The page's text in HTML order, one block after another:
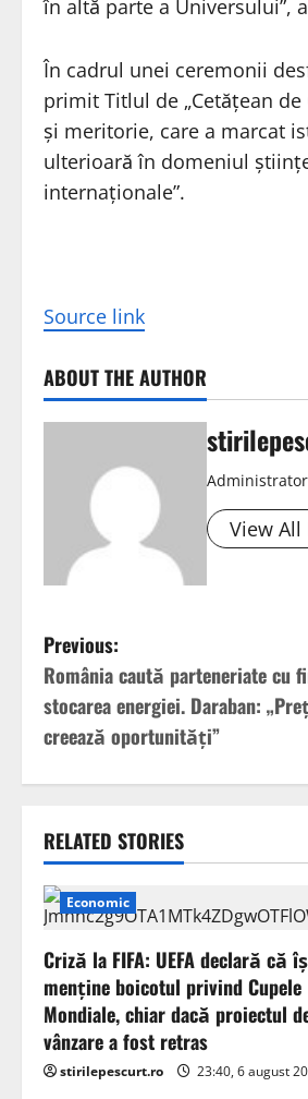
în altă parte a Universului”,
În cadrul unei ceremonii
primit Titlul de „Cetăţean
şi meritorie, care a marcat
ulterioară în domeniul
internaţionale”.
Source link
ABOUT THE AUTHOR
Administrator
View All
P
o
s
t
n
a
v
i
g
a
Previous:
România caută parteneriate cu
stocarea energiei. Daraban:
creează oportunități”
RELATED STORIES
Economic
Criză la FIFA: UEFA declară că
menţine boicotul privind Cupele
Mondiale, chiar dacă proiectul
vânzare a fost retras
stirilepescurt.ro 23:40, 6 august